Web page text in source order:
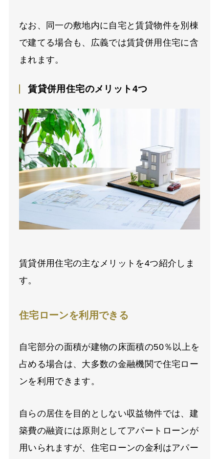
なお、同一の敷地内に自宅と賃貸物件を別棟
で建てる場合も、広義では賃貸併用住宅に含
まれます。
賃貸併用住宅のメリット4つ
賃貸併用住宅の主なメリットを4つ紹介しま
す。
住宅ローンを利用できる
自宅部分の面積が建物の床面積の50％以上を
占める場合は、大多数の金融機関で住宅ロー
ンを利用できます。
自らの居住を目的としない収益物件では、建
築費の融資には原則としてアパートローンが
用いられますが、住宅ローンの金利はアパー